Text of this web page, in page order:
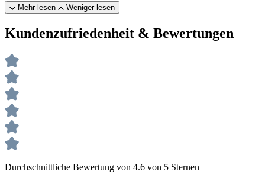
Mehr lesen Weniger lesen
Kundenzufriedenheit & Bewertungen
Durchschnittliche Bewertung von 4.6 von 5 Sternen